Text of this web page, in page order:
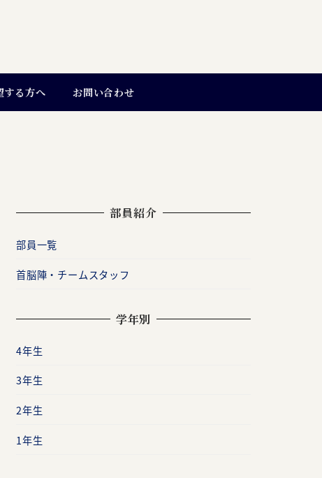
する方へ お問い合わせ
部員紹介
部員一覧
首脳陣・チームスタッフ
学年別
4年生
3年生
2年生
1年生